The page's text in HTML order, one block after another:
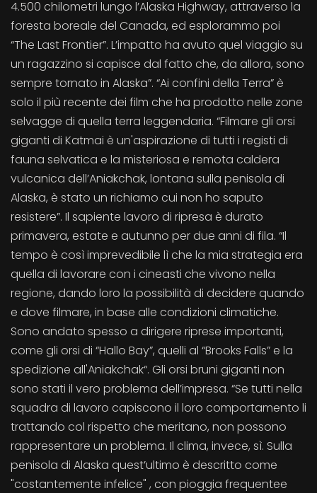
4.500 chilometri lungo l’Alaska Highway, attraverso la
foresta boreale del Canada, ed esplorammo poi
“The Last Frontier”. L’impatto ha avuto quel viaggio su
un ragazzino si capisce dal fatto che, da allora, sono
sempre tornato in Alaska”. “Ai confini della Terra” è
solo il più recente dei film che ha prodotto nelle zone
selvagge di quella terra leggendaria. “Filmare gli orsi
giganti di Katmai è un'aspirazione di tutti i registi di
fauna selvatica e la misteriosa e remota caldera
vulcanica dell’Aniakchak, lontana sulla penisola di
Alaska, è stato un richiamo cui non ho saputo
resistere”. Il sapiente lavoro di ripresa è durato
primavera, estate e autunno per due anni di fila. “Il
tempo è così imprevedibile lì che la mia strategia era
quella di lavorare con i cineasti che vivono nella
regione, dando loro la possibilità di decidere quando
e dove filmare, in base alle condizioni climatiche.
Sono andato spesso a dirigere riprese importanti,
come gli orsi di “Hallo Bay”, quelli al “Brooks Falls” e la
spedizione all'Aniakchak“. Gli orsi bruni giganti non
sono stati il vero problema dell’impresa. “Se tutti nella
squadra di lavoro capiscono il loro comportamento li
trattando col rispetto che meritano, non possono
rappresentare un problema. Il clima, invece, sì. Sulla
penisola di Alaska quest’ultimo è descritto come
"costantemente infelice" , con pioggia frequentee